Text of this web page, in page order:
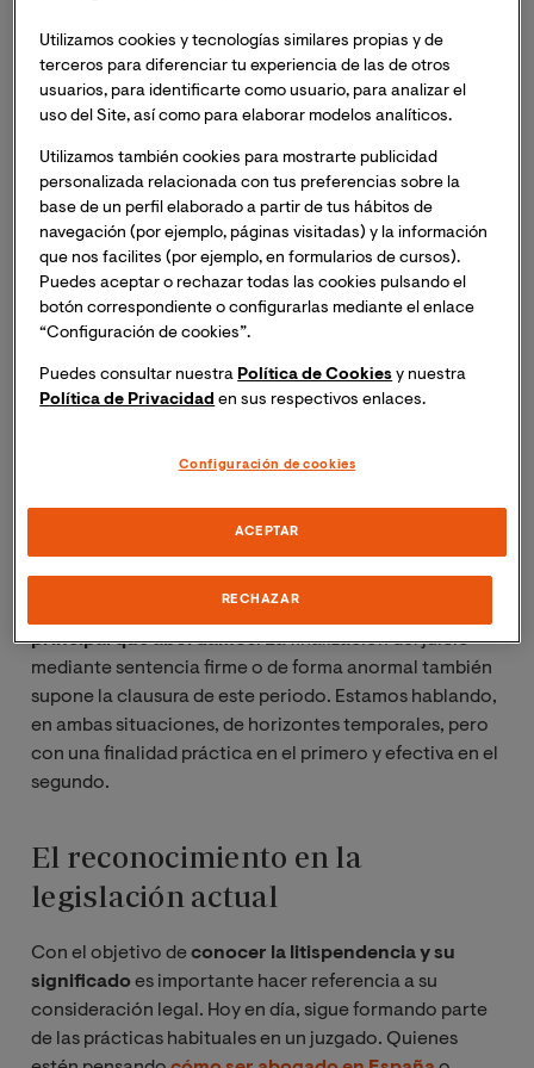
produce sentencia. Cabe destacar que no se abre
cuando la denuncia no es admitida por el juzgado, dado
que no habría posibilidad de cerrarlo.
¿Cuál es su propósito?
Su finalidad, en primer lugar, es
aportar lógica al
sistema judicial . Como es de esperar, no sería
comprensible que dos partes mantuvieran dos juicios
paralelos por una causa idéntica. Desde el punto de
vista pragmático, se evita colapsar los juzgados
limitando la cantidad de demandas debidas a una
misma circunstancia.
Hay ciertos autores que le confieren una concepción
proporcionándole una segunda definición con un
principal que abordamos. La finalización del juicio
mediante sentencia firme o de forma anormal también
supone la clausura de este periodo. Estamos hablando,
en ambas situaciones, de horizontes temporales, pero
con una finalidad práctica en el primero y efectiva en el
segundo.
El reconocimiento en la
legislación actual
Con el objetivo deconocer la litispendencia y su
significadoes importante hacer referencia a su
consideración legal. Hoy en día, sigue formando parte
de las prácticas habituales en un juzgado. Quienes
Utilizamos cookies y tecnologías similares propias y de
terceros para diferenciar tu experiencia de las de otros
usuarios, para identificarte como usuario, para analizar el
uso del Site, así como para elaborar modelos analíticos.
Utilizamos también cookies para mostrarte publicidad
personalizada relacionada con tus preferencias sobre la
base de un perfil elaborado a partir de tus hábitos de
navegación (por ejemplo, páginas visitadas) y la información
que nos facilites (por ejemplo, en formularios de cursos).
Puedes aceptar o rechazar todas las cookies pulsando el
botón correspondiente o configurarlas mediante el enlace
“Configuración de cookies”.
Puedes consultar nuestra Política de Cookies y nuestra
Política de Privacidad en sus respectivos enlaces.
Configuración de cookies
RECHAZAR
ACEPTAR